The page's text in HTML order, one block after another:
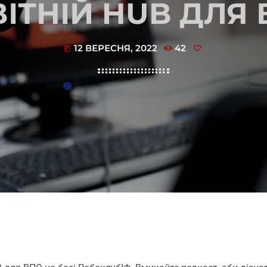
HUB ДЛЯ
today 12 ВЕРЕСНЯ, 2022 42